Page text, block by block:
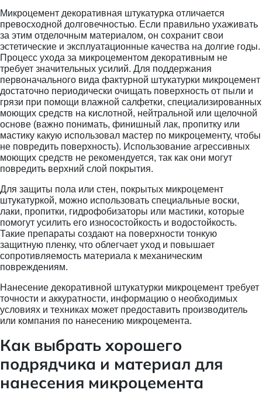
Микроцемент декоративная штукатурка отличается
превосходной долговечностью. Если правильно ухаживать
за этим отделочным материалом, он сохранит свои
эстетические и эксплуатационные качества на долгие годы.
Процесс ухода за микроцементом декоративным не
требует значительных усилий. Для поддержания
первоначального вида фактурной штукатурки микроцемент
достаточно периодически очищать поверхность от пыли и
грязи при помощи влажной салфетки, специализированных
моющих средств на кислотной, нейтральной или щелочной
основе (важно понимать, финишный лак, пропитку или
мастику какую использовал мастер по микроцементу, чтобы
не повредить поверхность). Использование агрессивных
моющих средств не рекомендуется, так как они могут
повредить верхний слой покрытия.
Для защиты пола или стен, покрытых микроцемент
штукатуркой, можно использовать специальные воски,
лаки, пропитки, гидрофобизаторы или мастики, которые
помогут усилить его износостойкость и водостойкость.
Такие препараты создают на поверхности тонкую
защитную пленку, что облегчает уход и повышает
сопротивляемость материала к механическим
повреждениям.
Нанесение декоративной штукатурки микроцемент требует
точности и аккуратности, информацию о необходимых
условиях и техниках может предоставить производитель
или компания по нанесению микроцемента.
Как выбрать хорошего
подрядчика и материал для
нанесения микроцемента